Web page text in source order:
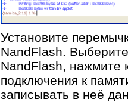
Установите
NandFlash.
NandFlash, нажмите
подключения к
записывать в неё